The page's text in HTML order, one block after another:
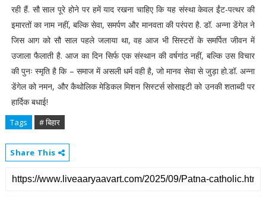
रही हैं. सौ साल पूरे होने पर हमें याद रखना चाहिए कि यह संस्था केवल ईंट-पत्थर की
इमारतों का नाम नहीं, बल्कि सेवा, समर्पण और मानवता की परंपरा है. डॉ. अन्ना डेंगेल ने
जिस आग को सौ साल पहले जलाया था, वह आज भी सिस्टरों के समर्पित जीवन में
उजाला फैलाती है. आज का दिन सिर्फ एक संस्थान की वर्षगांठ नहीं, बल्कि उस विचार
की पुनः स्मृति है कि – समाज में असली धर्म वही है, जो मानव सेवा से जुड़ा हो.डॉ. अन्ना
डेंगेल को नमन, और कैथोलिक मेडिकल मिशन सिस्टर्स सोसाइटी को उनकी शताब्दी पर
हार्दिक बधाई!
Tags # बिहार
Share This